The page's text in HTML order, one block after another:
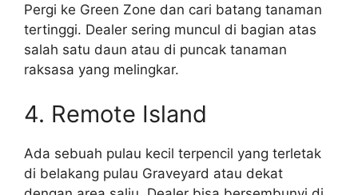
Pergi ke Green Zone dan cari batang tanaman
tertinggi. Dealer sering muncul di bagian atas
salah satu daun atau di puncak tanaman
raksasa yang melingkar.
4. Remote Island
Ada sebuah pulau kecil terpencil yang terletak
di belakang pulau Graveyard atau dekat